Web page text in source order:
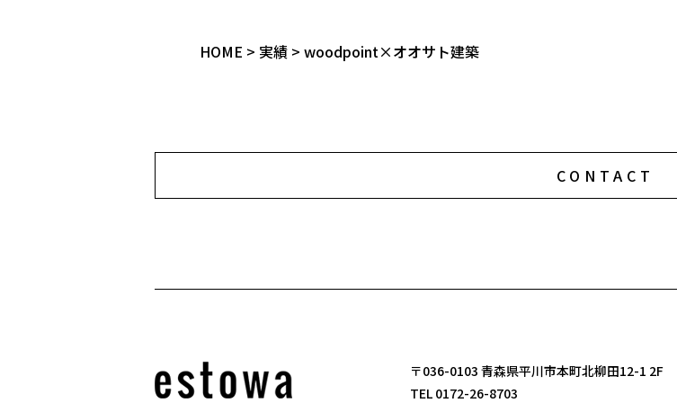
HOME > 実績 > woodpoint×オオサト建築
CONTACT
〒036-0103 青森県平川市本町北柳田12-1 2F
TEL 0172-26-8703